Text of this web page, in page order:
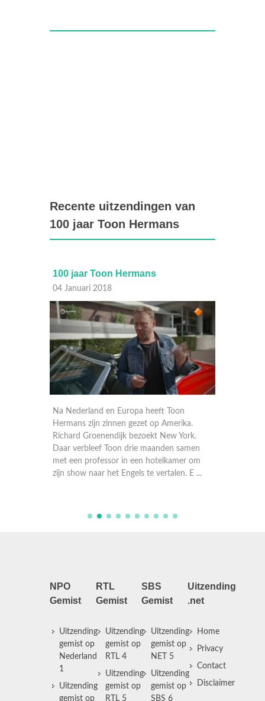
Recente uitzendingen van
100 jaar Toon Hermans
100 jaar Toon Hermans
04 Januari 2018
Na Nederland en Europa heeft Toon
Hermans zijn zinnen gezet op Amerika.
Richard Groenendijk bezoekt New York.
Daar verbleef Toon drie maanden samen
met een professor in een hotelkamer om
zijn show naar het Engels te vertalen. E ...
NPO
Gemist
Uitzending
gemist op
Nederland
1
Uitzending
gemist op
RTL
Gemist
Uitzending
gemist op
RTL 4
Uitzending
gemist op
RTL 5
SBS
Gemist
Uitzending
gemist op
NET 5
Uitzending
gemist op
SBS 6
Uitzending
.net
Home
Privacy
Contact
Disclaimer